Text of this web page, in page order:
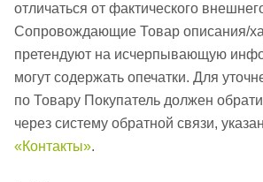
отличаться от фактического
Сопровождающие Товар описания/
претендуют на исчерпывающую
могут содержать опечатки. Для
по Товару Покупатель должен
через систему обратной связи,
«Контакты».